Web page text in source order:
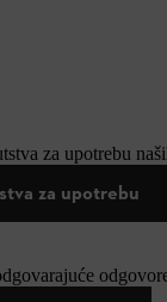
za upotrebu
za upotrebu